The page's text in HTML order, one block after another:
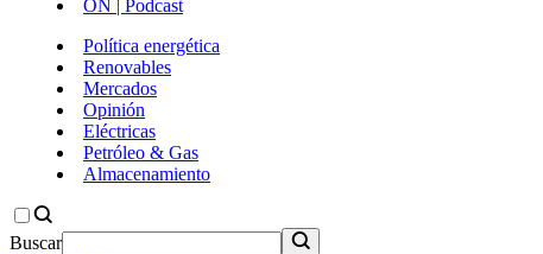
ON | Podcast
Política energética
Renovables
Mercados
Opinión
Eléctricas
Petróleo & Gas
Almacenamiento
Buscar